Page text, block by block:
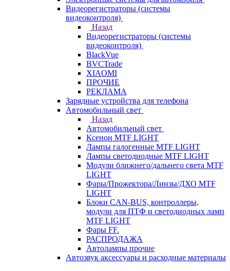
Видеорегистраторы (системы
видеоконтроля)
Назад
Видеорегистраторы (системы
видеоконтроля)
BlackVue
BVCTrade
XIAOMI
ПРОЧИЕ
РЕКЛАМА
Зарядные устройства для телефона
Автомобильный свет
Назад
Автомобильный свет
Ксенон MTF LIGHT
Лампы галогенные MTF LIGHT
Лампы светодиодные MTF LIGHT
Модули ближнего/дальнего света MTF
LIGHT
Фары/Прожектора/Линзы/ДХО MTF
LIGHT
Блоки CAN-BUS, контроллеры,
модули для ПТФ и светодиодных ламп
MTF LIGHT
Фары FF.
РАСПРОДАЖА
Автолампы прочие
Автозвук аксессуары и расходные материалы